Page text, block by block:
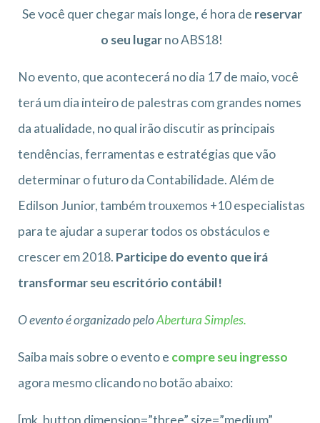
Se você quer chegar mais longe, é hora de reservar
o seu lugarno ABS18!
No evento, que acontecerá no dia 17 de maio, você
terá um dia inteiro de palestras com grandes nomes
da atualidade, no qual irão discutir as principais
tendências, ferramentas e estratégias que vão
determinar o futuro da Contabilidade. Além de
Edilson Junior, também trouxemos +10 especialistas
para te ajudar a superar todos os obstáculos e
crescer em 2018. Participe do evento que irá
transformar seu escritório contábil!
O evento é organizado peloAbertura Simples.
Saiba mais sobre o evento e compre seu ingresso
agora mesmo clicando no botão abaixo:
[mk_button dimension=”three” size=”medium”